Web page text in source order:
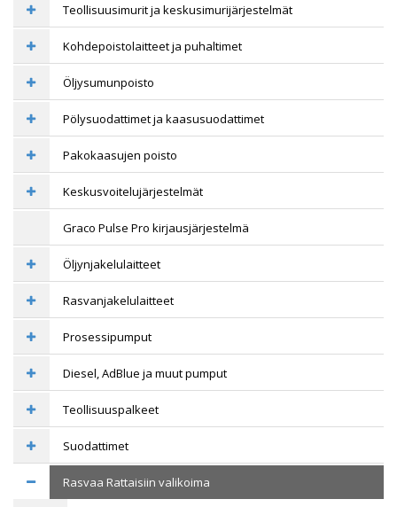
Teollisuusimurit ja keskusimurijärjestelmät
Kohdepoistolaitteet ja puhaltimet
Öljysumunpoisto
Pölysuodattimet ja kaasusuodattimet
Pakokaasujen poisto
Keskusvoitelujärjestelmät
Graco Pulse Pro kirjausjärjestelmä
Öljynjakelulaitteet
Rasvanjakelulaitteet
Prosessipumput
Diesel, AdBlue ja muut pumput
Teollisuuspalkeet
Suodattimet
Rasvaa Rattaisiin valikoima